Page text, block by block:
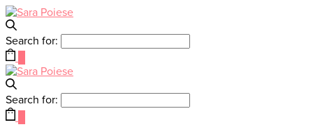
Search for:
Search for: